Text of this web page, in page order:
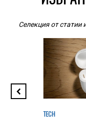
Селекция от статии
TECH